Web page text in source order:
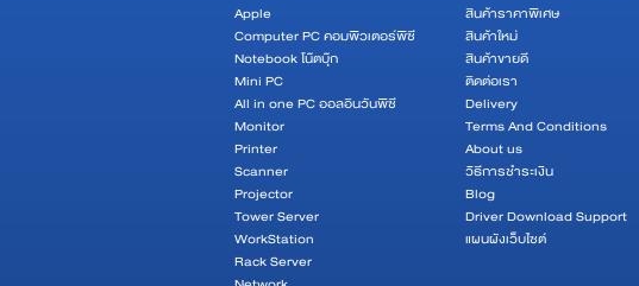
Apple
Computer PC คอมพิวเตอร์พีซี
Notebook โน๊ตบุ๊ก
Mini PC
All in one PC ออลอินวันพีซี
Monitor
Printer
Scanner
Projector
Tower Server
WorkStation
Rack Server
สินค้าราคาพิเศษ
สินค้าใหม่
สินค้าขายดี
ติดต่อเรา
Delivery
Terms And Conditions
About us
วิธีการชำระเงิน
Blog
Driver Download Support
แผนผังเว็บไซต์